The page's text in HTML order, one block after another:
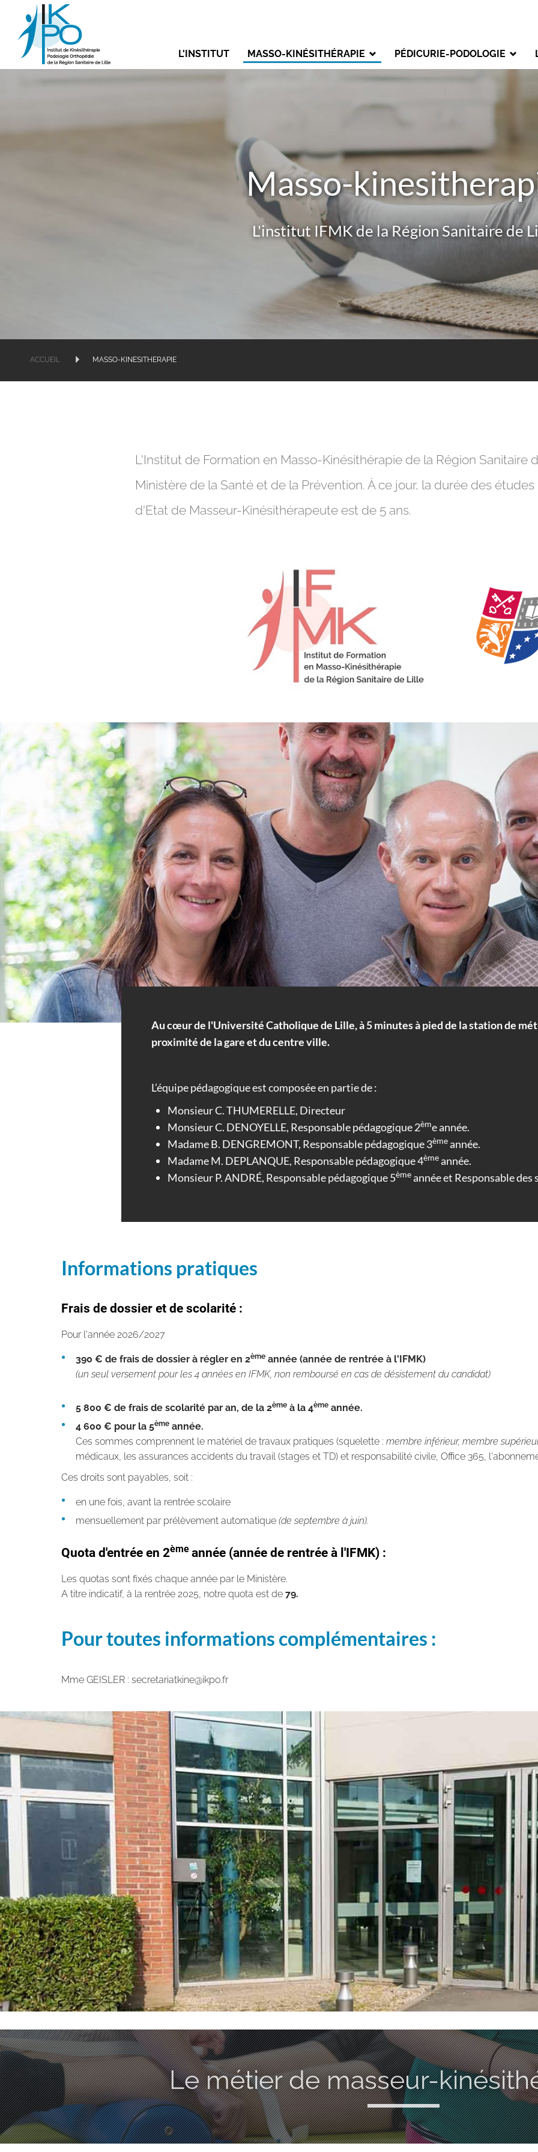
contenu
principal
recherchez...
Navigation
principale
L'INSTITUT MASSO-KINÉSITHÉRAPIE PÉDICURIE-PODOLOGIE
Masso-
L'institut IFMK de la Région Sanitaire de
ACCUEIL MASSO-KINESITHERAPIE
L'Institut de Formation en Masso-Kinésithérapie de la Région Sanitaire
Ministère de la Santé et de la Prévention. À ce jour, la durée des
d'Etat de Masseur-Kinésithérapeute est de 5 ans.
Au cœur de l'Université Catholique de Lille, à 5 minutes à pied de la station de
proximité de la gare et du centre ville.
L’équipe pédagogique est composée en partie de :
Monsieur C. THUMERELLE, Directeur
Monsieur C. DENOYELLE, Responsable pédagogique 2ème année.
Madame B. DENGREMONT, Responsable pédagogique 3èmeannée.
Madame M. DEPLANQUE, Responsable pédagogique 4èmeannée.
Monsieur P. ANDRÉ, Responsable pédagogique 5èmeannée et Responsable des
Informations pratiques
Frais de dossier et de scolarité :
Pour l'année 2026/2027
390 € de frais de dossier à régler en 2ème année (année de rentrée à l'IFMK)
(un seul versement pour les 4 années en IFMK, non remboursé en cas de désistement du candidat)
5 800 € de frais de scolarité par an, de la 2ème à la 4ème année.
4 600 € pour la 5ème année.
Ces sommes comprennent le matériel de travaux pratiques (squelette : membre inférieur, membre
médicaux, les assurances accidents du travail (stages et TD) et responsabilité civile, Office 365,
Ces droits sont payables, soit :
en une fois, avant la rentrée scolaire
mensuellement par prélèvement automatique (de septembre à juin).
Quota d'entrée en 2ème année (année de rentrée à l'IFMK) :
Les quotas sont fixés chaque année par le Ministère.
A titre indicatif, à la rentrée 2025, notre quota est de 79.
Pour toutes informations complémentaires :
Mme GEISLER : secretariatkine@ikpo.fr
Le métier de masseur-